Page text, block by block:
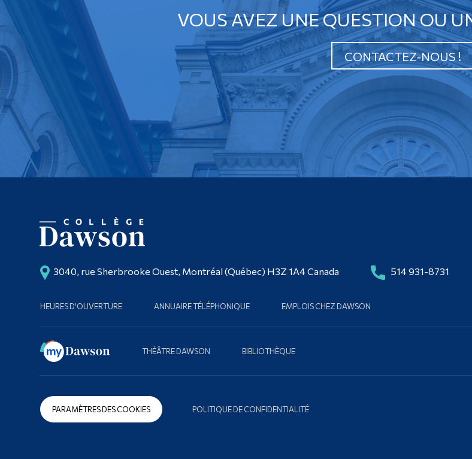
VOUS AVEZ UNE QUESTION OU
CONTACTEZ-NOUS !
3040, rue Sherbrooke Ouest, Montréal (Québec) H3Z 1A4 Canada 514 931-8731
HEURES D'OUVERTURE ANNUAIRE TÉLÉPHONIQUE EMPLOIS CHEZ DAWSON
THÉÂTRE DAWSON BIBLIOTHÈQUE
PARAMÈTRES DES COOKIES POLITIQUE DE CONFIDENTIALITÉ